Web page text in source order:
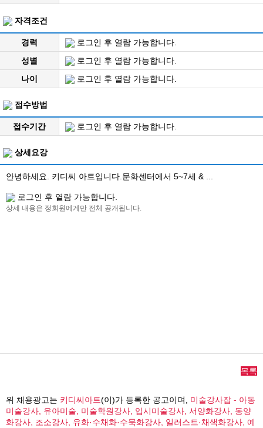
자격조건
경력
로그인 후 열람 가능합니다.
성별
로그인 후 열람 가능합니다.
나이
로그인 후 열람 가능합니다.
접수방법
접수기간 로그인 후 열람 가능합니다.
상세요강
안녕하세요. 키디씨 아트입니다.문화센터에서 5~7세 & ...
로그인 후 열람 가능합니다.
상세 내용은 정회원에게만 전체 공개됩니다.
목록
위 채용광고는 키디씨아트(이)가 등록한 공고이며, 미술강사잡 - 아동
미술강사, 유아미술, 미술학원강사, 입시미술강사, 서양화강사, 동양
화강사, 조소강사, 유화·수채화·수묵화강사, 일러스트·채색화강사, 예